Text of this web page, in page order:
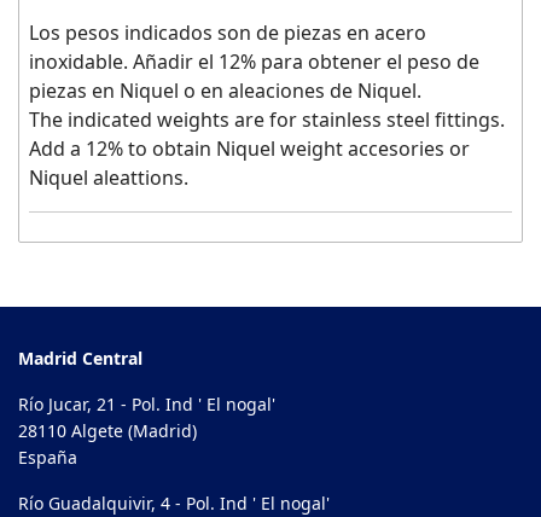
Los pesos indicados son de piezas en acero
inoxidable. Añadir el 12% para obtener el peso de
piezas en Niquel o en aleaciones de Niquel.
The indicated weights are for stainless steel fittings.
Add a 12% to obtain Niquel weight accesories or
Niquel aleattions.
Madrid Central
Río Jucar, 21 - Pol. Ind ' El nogal'
28110 Algete (Madrid)
España
Río Guadalquivir, 4 - Pol. Ind ' El nogal'